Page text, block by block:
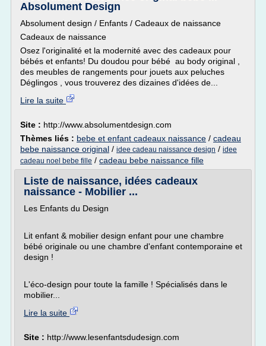
Absolument Design
Absolument design / Enfants / Cadeaux de naissance
Cadeaux de naissance
Osez l'originalité et la modernité avec des cadeaux pour
bébés et enfants! Du doudou pour bébé au body original ,
des meubles de rangements pour jouets aux peluches
Déglingos , vous trouverez des dizaines d'idées de...
Lire la suite
Site : http://www.absolumentdesign.com
Thèmes liés : bebe et enfant cadeaux naissance / cadeau
bebe naissance original / idee cadeau naissance design / idee
cadeau noel bebe fille / cadeau bebe naissance fille
Liste de naissance, idées cadeaux
naissance - Mobilier ...
Les Enfants du Design
Lit enfant & mobilier design enfant pour une chambre
bébé originale ou une chambre d'enfant contemporaine et
design !
L'éco-design pour toute la famille ! Spécialisés dans le
mobilier...
Lire la suite
Site : http://www.lesenfantsdudesign.com